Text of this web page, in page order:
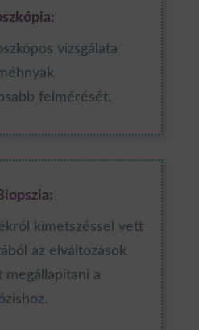
vizsgálata
felmérését.
kimetszéssel vett
az elváltozások
megállapítani a